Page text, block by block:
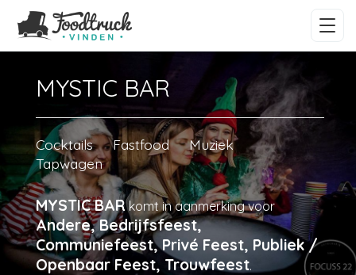
MYSTIC BAR
Cocktails Fastfood
Muziek
Tapwagen
MYSTIC BARkomt in aanmerking voor
Andere, Bedrijfsfeest,
Communiefeest, Privé Feest, Publiek /
Openbaar Feest, Trouwfeest.